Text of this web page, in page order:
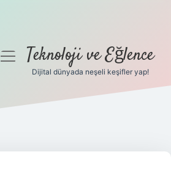
menüyüTeknoloji ve Eğlence
Dijital dünyada neşeli keşifler yap!